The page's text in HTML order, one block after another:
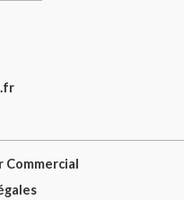
Commercial